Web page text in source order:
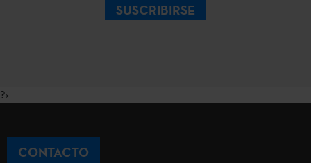
SUSCRIBIRSE
?>
CONTACTO